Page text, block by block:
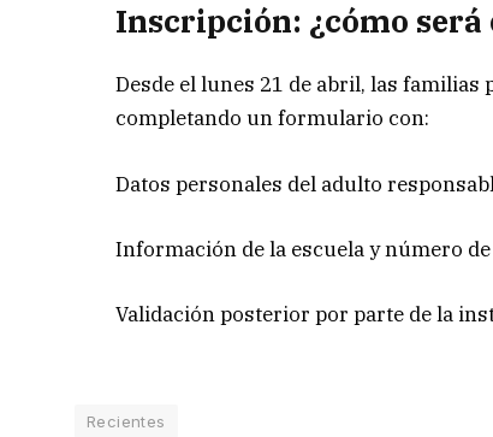
Inscripción: ¿cómo será
Desde el lunes 21 de abril, las
completando un formulario con:
Datos personales del adulto
Información de la escuela y número
Validación posterior por parte de la
Recientes